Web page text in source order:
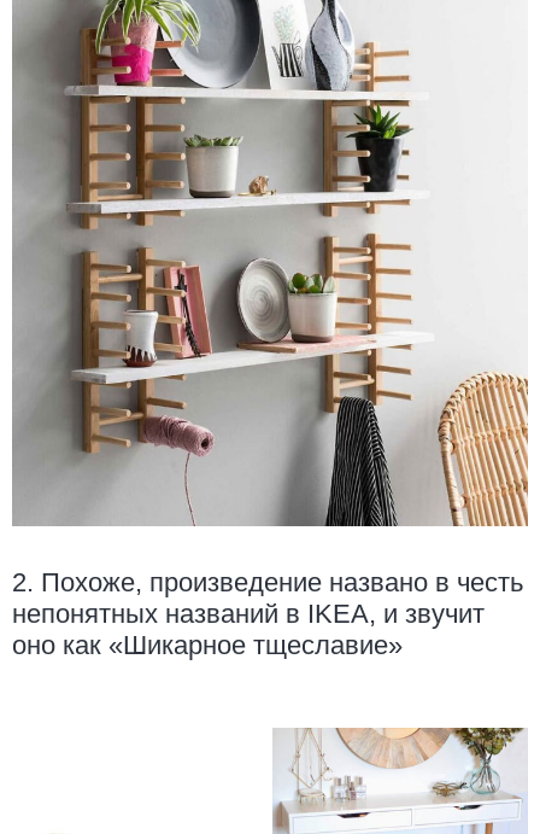
2. Похоже, произведение названо в честь
непонятных названий в IKEA, и звучит
оно как «Шикарное тщеславие»